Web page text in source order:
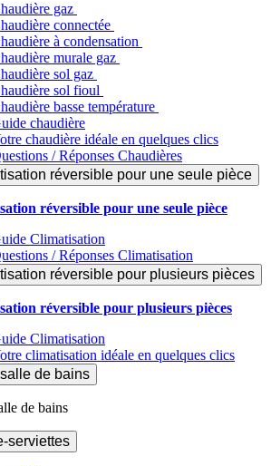
gaz
connectée
à condensation
murale gaz
sol gaz
sol fioul
basse température
chaudière
chaudière idéale en quelques clics
/ Réponses Chaudières
réversible pour une seule pièce
réversible pour une seule pièce
Climatisation
/ Réponses Climatisation
réversible pour plusieurs pièces
réversible pour plusieurs pièces
Climatisation
climatisation idéale en quelques clics
salle de bains
de bains
serviettes